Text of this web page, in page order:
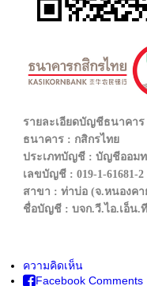
รายละเอียดบัญชีธนาคาร
ธนาคาร : กสิกรไทย
ประเภทบัญชี : บัญชีออม
เลขบัญชี : 019-1-61681-2
สาขา : ท่าบ่อ (จ.หนองคา
ชื่อบัญชี : บจก.วี.ไอ.เอ็น.
ความคิดเห็น
Facebook Comments